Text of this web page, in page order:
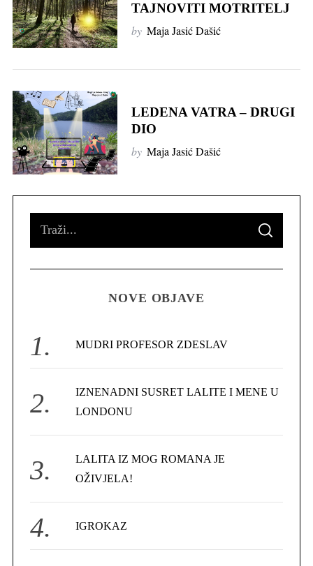
TAJNOVITI MOTRITELJ
by Maja Jasić Dašić
LEDENA VATRA – DRUGI
DIO
by Maja Jasić Dašić
o
S
A
C
NOVE OBJAVE
MUDRI PROFESOR ZDESLAV
IZNENADNI SUSRET LALITE I MENE U
LONDONU
LALITA IZ MOG ROMANA JE
OŽIVJELA!
IGROKAZ